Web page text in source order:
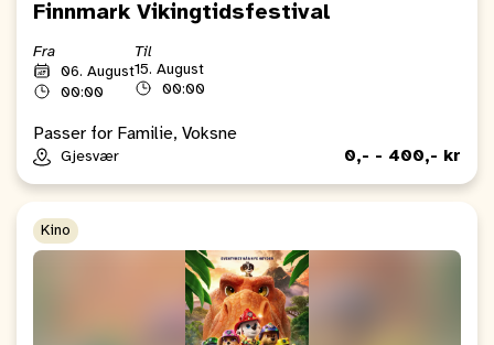
Finnmark Vikingtidsfestival
Fra
06. August
00:00
Til
15. August
00:00
Passer for Familie, Voksne
Gjesvær 0,- - 400,- kr
Kino